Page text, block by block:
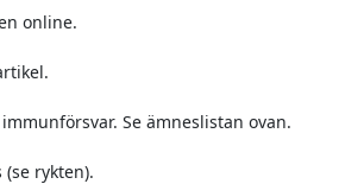
online.
Se ämneslistan ovan.
rykten).